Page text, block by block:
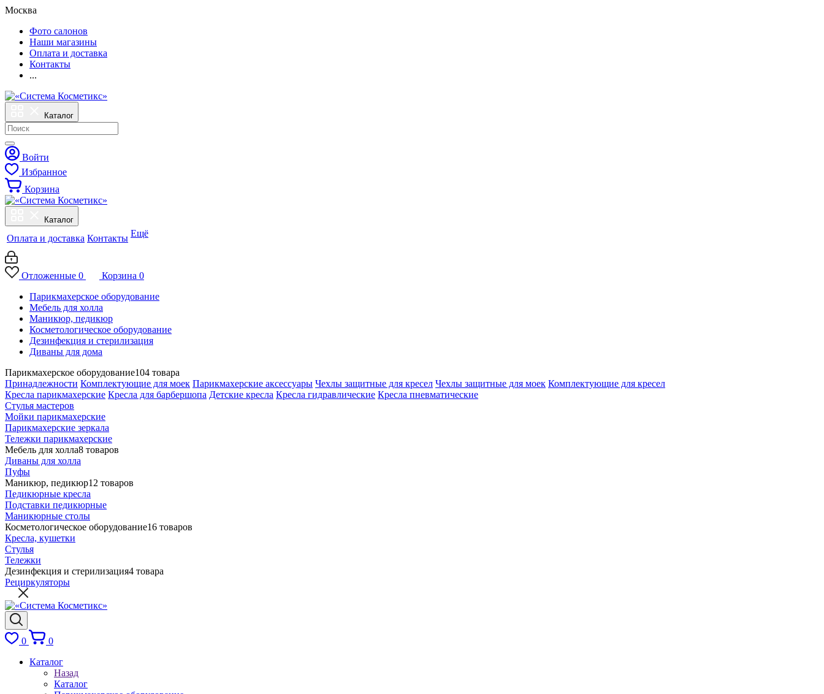
Москва
Фото салонов
Наши магазины
Оплата и доставка
Контакты
...
Каталог
Войти
Избранное
Корзина
Каталог
Оплата и доставка Контакты Ещё
Отложенные 0 Корзина 0
Парикмахерское оборудование
Мебель для холла
Маникюр, педикюр
Косметологическое оборудование
Дезинфекция и стерилизация
Диваны для дома
Парикмахерское оборудование104 товара
Принадлежности Комплектующие для моек Парикмахерские аксессуары Чехлы защитные для кресел Чехлы защитные для моек Комплектующие для кресел
Кресла парикмахерские Кресла для барбершопа Детские кресла Кресла гидравлические Кресла пневматические
Стулья мастеров
Мойки парикмахерские
Парикмахерские зеркала
Тележки парикмахерские
Мебель для холла8 товаров
Диваны для холла
Пуфы
Маникюр, педикюр12 товаров
Педикюрные кресла
Подставки педикюрные
Маникюрные столы
Косметологическое оборудование16 товаров
Кресла, кушетки
Стулья
Тележки
Дезинфекция и стерилизация4 товара
Рециркуляторы
0
0
Каталог
Назад
Каталог